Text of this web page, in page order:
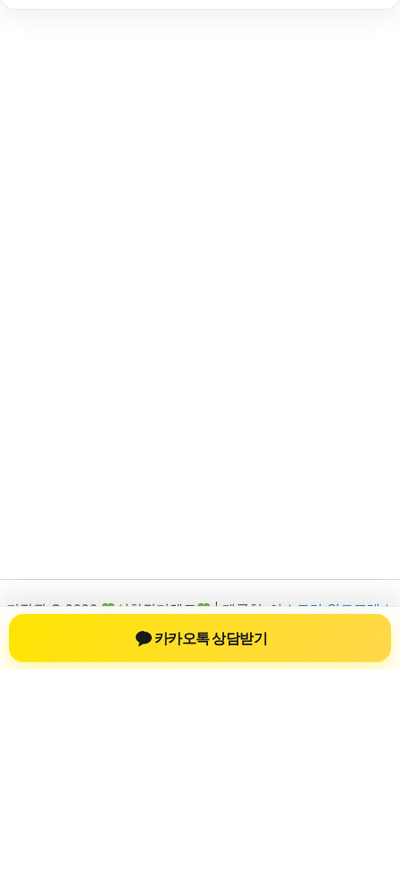
저작권 © 2026 신차장기렌트 | 제공처:
아스트라 워드프레스
테마
카카오톡 상담받기